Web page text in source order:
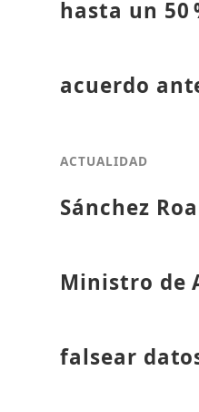
hasta un 50
acuerdo
ACTUALIDAD
Sánchez
Ministro de
falsear